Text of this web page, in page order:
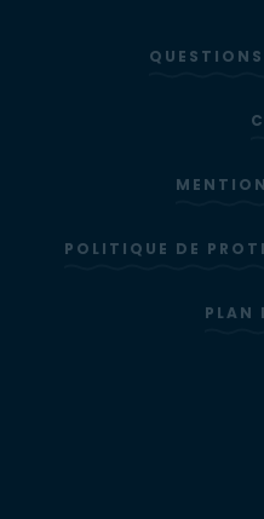
QUESTIONS
POLITIQUE DE
PLAN